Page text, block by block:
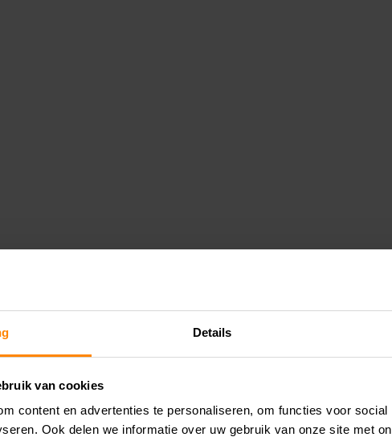
Details
van cookies
content en advertenties te personaliseren, om functies voor
Ook delen we informatie over uw gebruik van onze site met